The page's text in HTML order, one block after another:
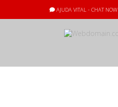
AJUDA VITAL - CHAT NOW